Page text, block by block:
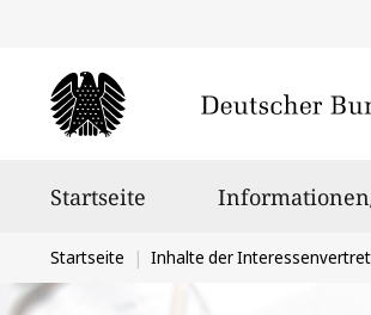
Startseite
Sie
befinden
Startseite Inhalte der